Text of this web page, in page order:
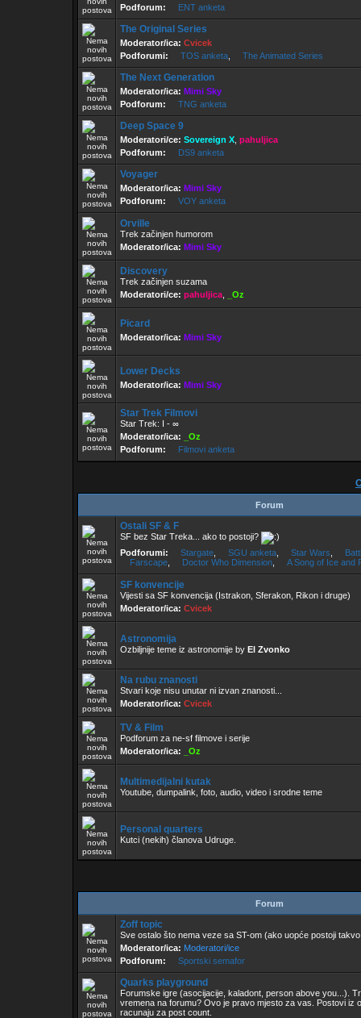
Podforum:
ENT anketa
The Original Series
Moderator/ica: Cvicek
Podforumi:
TOS anketa The Animated Series
The Next Generation
Moderator/ica: Mimi Sky
Podforum:
TNG anketa
Deep Space 9
Moderatori/ce: Sovereign X pahuljica
Podforum:
DS9 anketa
Voyager
Moderator/ica: Mimi Sky
Podforum:
VOY anketa
Orville
Trek začinjen humorom
Moderator/ica: Mimi Sky
Discovery
Trek začinjen suzama
Moderatori/ce: pahuljica _Oz
Picard
Moderator/ica: Mimi Sky
Lower Decks
Moderator/ica: Mimi Sky
Star Trek Filmovi
Star Trek: I - ∞
Moderator/ica:
_Oz
Podforum:
Filmovi anketa
Forum
Ostali SF & F
SF bez Star Treka... ako to postoji?
Podforumi:
Stargate SGU anketa Star Wars
Farscape
Doctor Who Dimension A Song of Ice and
SF konvencije
Vijesti sa SF konvencija (Istrakon, Sferakon, Rikon i druge)
Moderator/ica: Cvicek
Astronomija
Ozbiljnije teme iz astronomije by El Zvonko
Na rubu znanosti
Stvari koje nisu unutar ni izvan znanosti...
Moderator/ica: Cvicek
TV & Film
Podforum za ne-sf filmove i serije
Moderator/ica:
_Oz
Multimedijalni kutak
Youtube, dumpalink, foto, audio, video i srodne teme
Personal quarters
Kutci (nekih) članova Udruge.
Forum
Zoff topic
Sve ostalo što nema veze sa ST-om (ako uopće postoji
Moderator/ica: Moderatori/ice
Podforum:
Sportski semafor
Quarks playground
Forumske igre (asocijacije, kaladont, person above you...).
vremena na forumu? Ovo je pravo mjesto za vas. Postovi iz
racunaju za post count.